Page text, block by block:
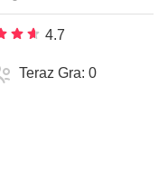
4.7
Teraz Gra: 0